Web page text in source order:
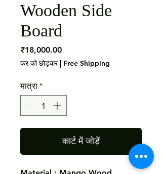
Wooden Side
Board
₹18,000.00मूल्य
कर को छोड़कर| Free Shipping
मात्रा *
कार्ट में जोड़ें